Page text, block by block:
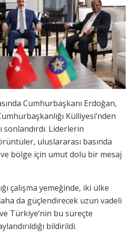
Cumhurbaşkanı Erdoğan,
Külliyesi’nden
Liderlerin
uluslararası basında
ve bölge için umut dolu bir mesaj
çalışma yemeğinde, iki ülke
da güçlendirecek uzun vadeli
Türkiye’nin bu süreçte
bildirildi.